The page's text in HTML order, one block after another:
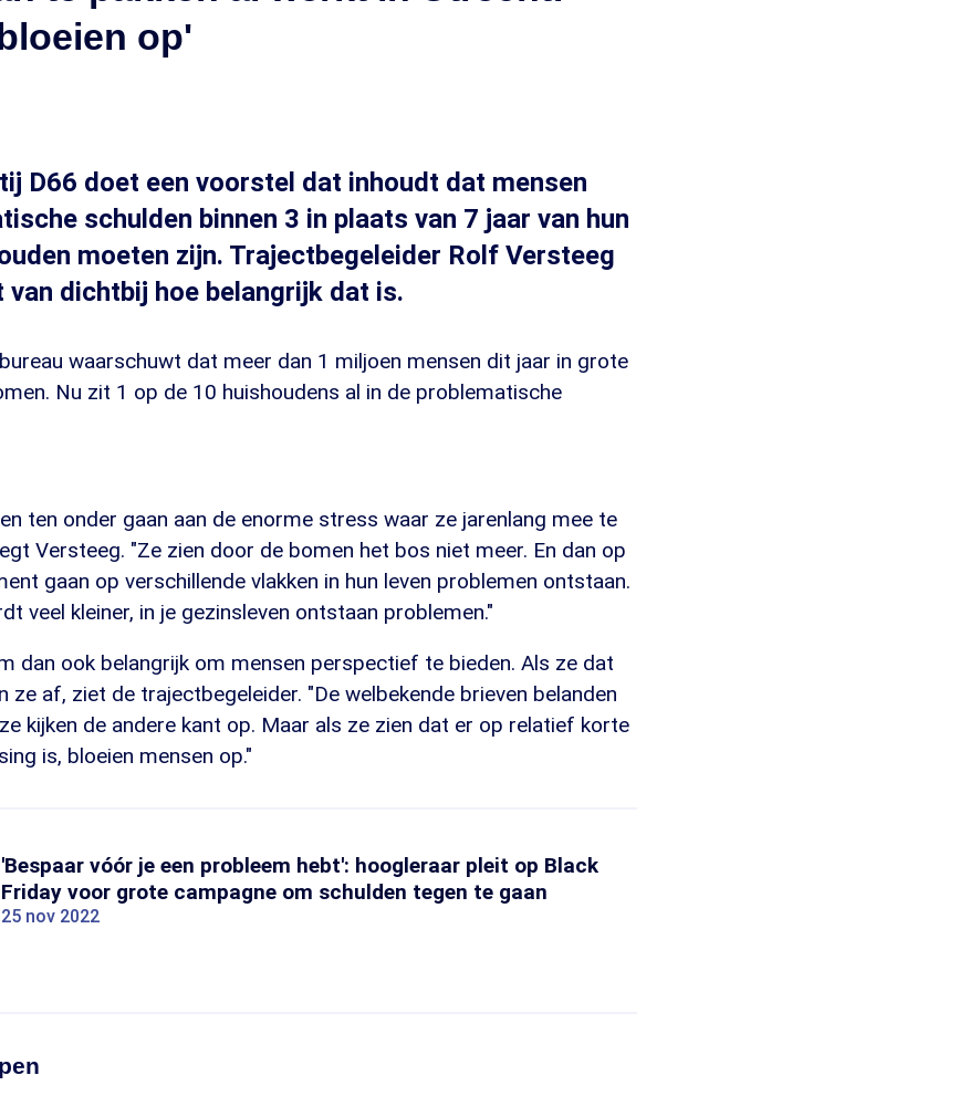
op'
D66 doet een voorstel dat inhoudt dat mensen
schulden binnen 3 in plaats van 7 jaar van hun
moeten zijn. Trajectbegeleider Rolf Versteeg
van dichtbij hoe belangrijk dat is.
waarschuwt dat meer dan 1 miljoen mensen dit jaar in grote
Nu zit 1 op de 10 huishoudens al in de problematische
ten onder gaan aan de enorme stress waar ze jarenlang mee te
Versteeg. "Ze zien door de bomen het bos niet meer. En dan op
gaan op verschillende vlakken in hun leven problemen ontstaan.
veel kleiner, in je gezinsleven ontstaan problemen."
dan ook belangrijk om mensen perspectief te bieden. Als ze dat
ze af, ziet de trajectbegeleider. "De welbekende brieven belanden
kijken de andere kant op. Maar als ze zien dat er op relatief korte
is, bloeien mensen op."
'Bespaar vóór je een probleem hebt': hoogleraar pleit op Black
Friday voor grote campagne om schulden tegen te gaan
25 nov 2022